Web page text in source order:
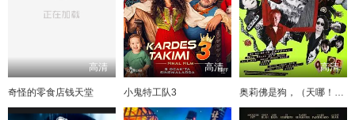
高清
奇怪的零食店钱天堂
高清
小鬼特工队3
高清
奥莉佛是狗，（天哪！！）这家伙电影版